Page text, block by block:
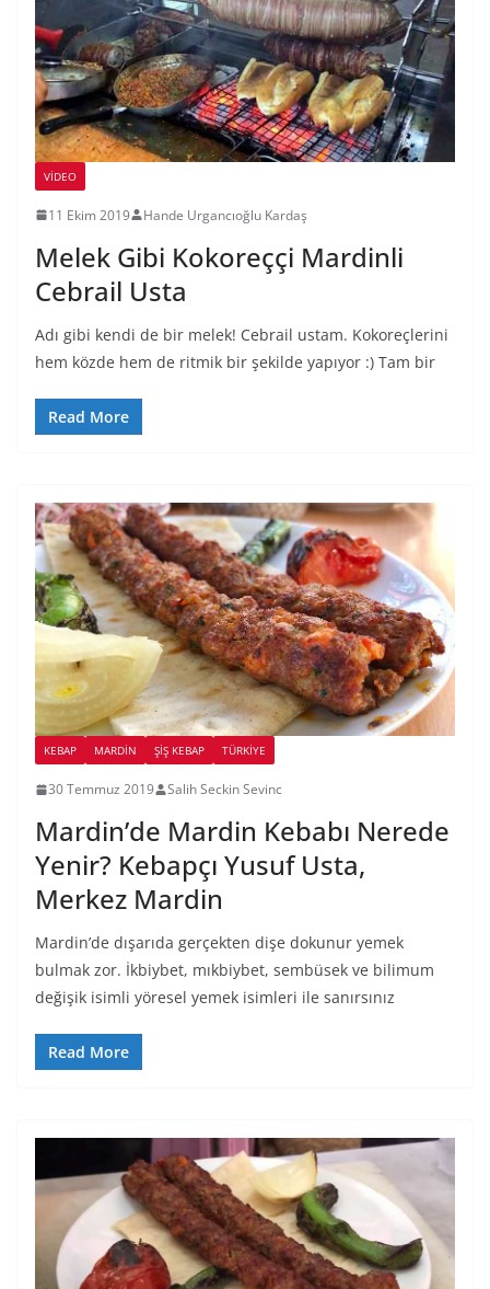
VIDEO
11 Ekim 2019 Hande Urgancıoğlu Kardaş
Melek Gibi Kokoreççi Mardinli
Cebrail Usta
Adı gibi kendi de bir melek! Cebrail ustam. Kokoreçlerini
hem közde hem de ritmik bir şekilde yapıyor :) Tam bir
Read More
KEBAP MARDIN ŞIŞ KEBAP TÜRKIYE
30 Temmuz 2019 Salih Seckin Sevinc
Mardin’de Mardin Kebabı Nerede
Yenir? Kebapçı Yusuf Usta,
Merkez Mardin
Mardin’de dışarıda gerçekten dişe dokunur yemek
bulmak zor. İkbiybet, mıkbiybet, sembüsek ve bilimum
değişik isimli yöresel yemek isimleri ile sanırsınız
Read More